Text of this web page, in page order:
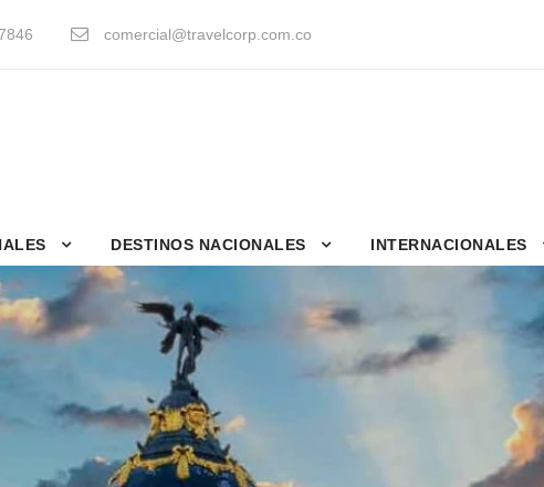
comercial@travelcorp.com.co
DESTINOS NACIONALES INTERNACIONALES